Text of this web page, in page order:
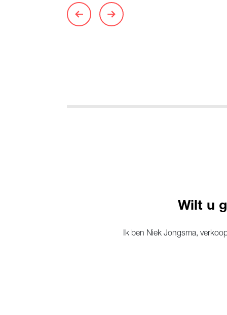
Wilt u
Ik ben Niek Jongsma,